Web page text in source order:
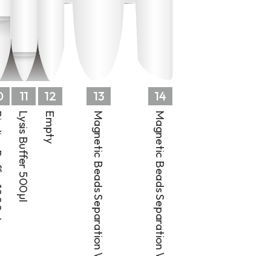
11
Lysis Buffer 500µl
12
Empty
13
Magnetic Beads Separation Well 1
14
Magnetic Beads Separation Well 2